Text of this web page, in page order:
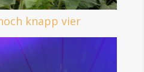
knapp vier